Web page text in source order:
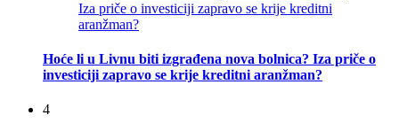
Hoće li u Livnu biti izgrađena nova bolnica? Iza priče o
investiciji zapravo se krije kreditni aranžman?
4